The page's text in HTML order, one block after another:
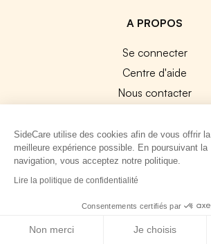
A PROPOS
Se connecter
Centre d'aide
Nous contacter
Témoignages
Travailler chez SideCare
Cookies
SideCare utilise des cookies afin de vous offrir la
meilleure expérience possible. En poursuivant la
navigation, vous acceptez notre politique.
Lire la politique de confidentialité
Consentements certifiés par
Non merci Je choisis